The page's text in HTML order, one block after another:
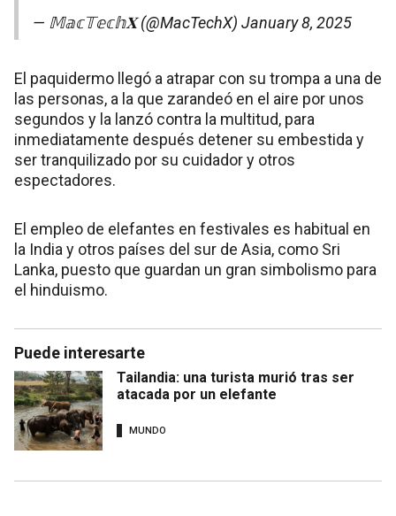
— 𝕄𝕒𝕔𝕋𝕖𝕔𝕙𝐗 (@MacTechX) January 8, 2025
El paquidermo llegó a atrapar con su trompa a una de
las personas, a la que zarandeó en el aire por unos
segundos y la lanzó contra la multitud, para
inmediatamente después detener su embestida y
ser tranquilizado por su cuidador y otros
espectadores.
El empleo de elefantes en festivales es habitual en
la India y otros países del sur de Asia, como Sri
Lanka, puesto que guardan un gran simbolismo para
el hinduismo.
Puede interesarte
Tailandia: una turista murió tras ser
atacada por un elefante
MUNDO